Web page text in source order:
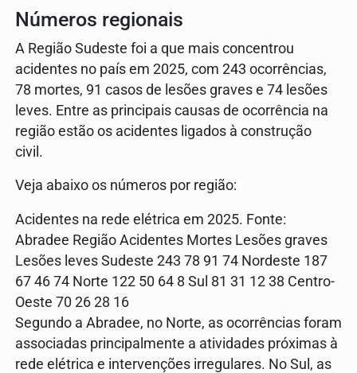
Números regionais
A Região Sudeste foi a que mais concentrou
acidentes no país em 2025, com 243 ocorrências,
78 mortes, 91 casos de lesões graves e 74 lesões
leves. Entre as principais causas de ocorrência na
região estão os acidentes ligados à construção
civil.
Veja abaixo os números por região:
Acidentes na rede elétrica em 2025. Fonte:
Abradee Região Acidentes Mortes Lesões graves
Lesões leves Sudeste 243 78 91 74 Nordeste 187
67 46 74 Norte 122 50 64 8 Sul 81 31 12 38 Centro-
Oeste 70 26 28 16
Segundo a Abradee, no Norte, as ocorrências foram
associadas principalmente a atividades próximas à
rede elétrica e intervenções irregulares. No Sul, as